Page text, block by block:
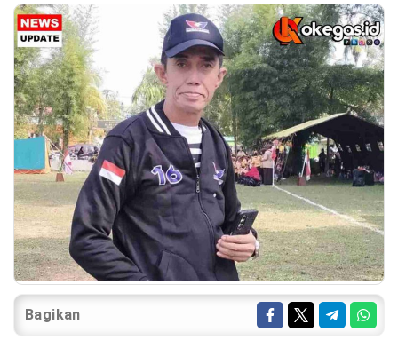
Bagikan